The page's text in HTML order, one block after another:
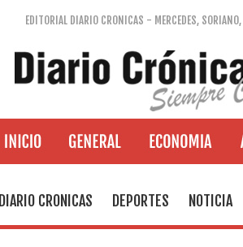
EDITORIAL DIARIO CRONICAS - MERCEDES, SORIANO,
DIARIO CRONICAS DEPORTES NOTICIA